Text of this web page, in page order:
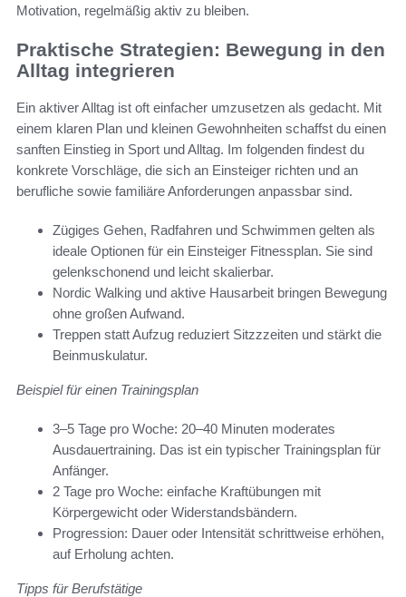
Motivation, regelmäßig aktiv zu bleiben.
Praktische Strategien: Bewegung in den
Alltag integrieren
Ein aktiver Alltag ist oft einfacher umzusetzen als gedacht. Mit
einem klaren Plan und kleinen Gewohnheiten schaffst du einen
sanften Einstieg in Sport und Alltag. Im folgenden findest du
konkrete Vorschläge, die sich an Einsteiger richten und an
berufliche sowie familiäre Anforderungen anpassbar sind.
Zügiges Gehen, Radfahren und Schwimmen gelten als
ideale Optionen für ein Einsteiger Fitnessplan. Sie sind
gelenkschonend und leicht skalierbar.
Nordic Walking und aktive Hausarbeit bringen Bewegung
ohne großen Aufwand.
Treppen statt Aufzug reduziert Sitzzzeiten und stärkt die
Beinmuskulatur.
Beispiel für einen Trainingsplan
3–5 Tage pro Woche: 20–40 Minuten moderates
Ausdauertraining. Das ist ein typischer Trainingsplan für
Anfänger.
2 Tage pro Woche: einfache Kraftübungen mit
Körpergewicht oder Widerstandsbändern.
Progression: Dauer oder Intensität schrittweise erhöhen,
auf Erholung achten.
Tipps für Berufstätige